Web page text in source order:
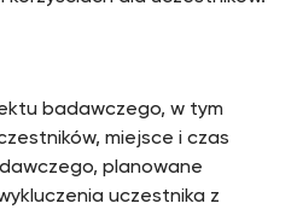
badawczego, w tym
miejsce i czas
planowane
uczestnika z